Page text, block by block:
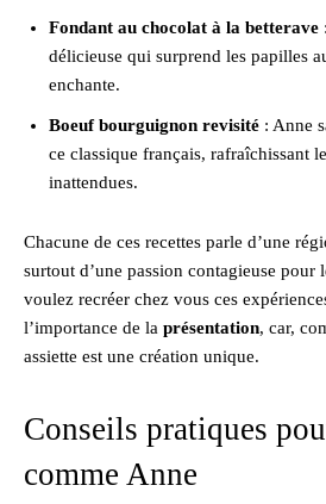
Fondant au chocolat à la betterave
délicieuse qui surprend les papilles
enchante.
Boeuf bourguignon revisité : Anne
ce classique français, rafraîchissant
inattendues.
Chacune de ces recettes parle d’une
surtout d’une passion contagieuse
voulez recréer chez vous ces
l’importance de la présentation, car,
assiette est une création unique.
Conseils pratiques
comme Anne